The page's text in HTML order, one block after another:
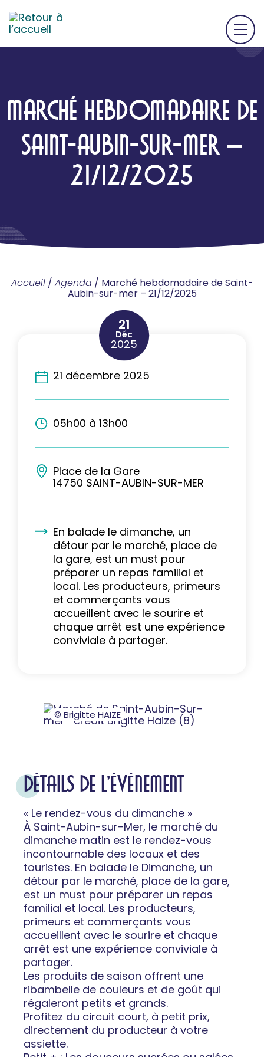
MARCHÉ HEBDOMADAIRE DE
SAINT-AUBIN-SUR-MER –
21/12/2025
Accueil/ Agenda/ Marché hebdomadaire de Saint-
Aubin-sur-mer – 21/12/2025
© Brigitte HAIZE
21
Déc
2025
21 décembre 2025
05h00 à 13h00
Place de la Gare
14750 SAINT-AUBIN-SUR-MER
En balade le dimanche, un
détour par le marché, place de
la gare, est un must pour
préparer un repas familial et
local. Les producteurs, primeurs
et commerçants vous
accueillent avec le sourire et
chaque arrêt est une expérience
conviviale à partager.
DÉTAILS DE L'ÉVÉNEMENT
« Le rendez-vous du dimanche »
À Saint-Aubin-sur-Mer, le marché du
dimanche matin est le rendez-vous
incontournable des locaux et des
touristes. En balade le Dimanche, un
détour par le marché, place de la gare,
est un must pour préparer un repas
familial et local. Les producteurs,
primeurs et commerçants vous
accueillent avec le sourire et chaque
arrêt est une expérience conviviale à
partager.
Les produits de saison offrent une
ribambelle de couleurs et de goût qui
régaleront petits et grands.
Profitez du circuit court, à petit prix,
directement du producteur à votre
assiette.